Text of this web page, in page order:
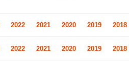
2022 2021 2020 2019 2018
2022 2021 2020 2019 2018